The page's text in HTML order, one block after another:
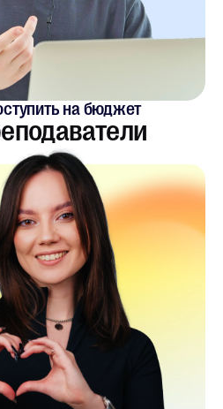
на бюджет